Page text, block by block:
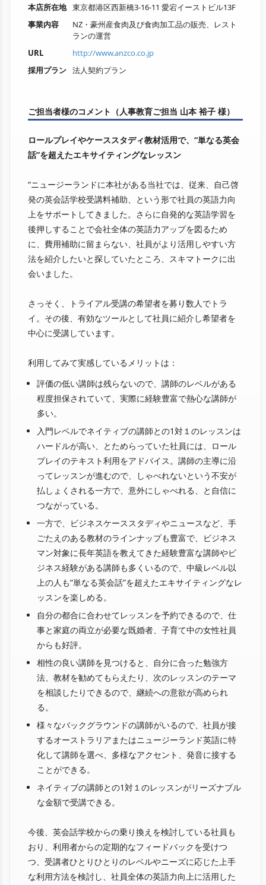
本店所在地 東京都港区西新橋3-16-11 愛宕イーストビル13F
事業内容
NZ・豪州産食肉及び食肉加工品の販売、レスト
ランの運営
URL
http://www.anzco.co.jp
採用プラン 法人契約プラン
ご担当者様のコメント（人事教育ご担当 山本 裕子 様）
ロールプレイやケーススタディ教材活用で、“単なる英会
話”を超えたエキサイティングなレッスン
“ニュージーランドに本社がある当社では、従来、自己啓
発の英会話学校受講料補助、という形で社員の英語力向
上をサポートしてきました。さらに自発的な英語学習を
後押しすることで会社全体の英語力アップを図るため
に、費用補助に留まらない、社員がより活用しやすい方
法を紹介したいと探していたところ、スキマトークに出
会いました。
さっそく、トライアル受講の希望者を募り数人でトラ
イ。その後、有効なツールとして社員に紹介し希望者を
中心に受講しています。
利用してみて実感しているメリットは：
評価の低い講師は残らないので、講師のレベルがある
程度担保されていて、実際に経験豊富で熱心な講師が
多い。
入門レベルでネイティブの講師との1対１のレッスンは
ハードルが高い、とためらっていた社員には、ロール
プレイのテキスト利用をアドバイス。講師の主導に沿
ってレッスンが進むので、しゃべれないという不安が
払しょくされる一方で、意外にしゃべれる、と自信に
つながっている。
一方で、ビジネスケーススタディやニュースなど、手
ごたえのある教材のラインナップも豊富で、ビジネス
マン対象に長年英語を教えてきた経験豊富な講師やビ
ジネス経験がある講師も多くいるので、中級レベル以
上の人も“単なる英会話”を超えたエキサイティングなレ
ッスンを楽しめる。
自分の都合に合わせてレッスンを予約できるので、仕
事と家庭の両立が必要な既婚者、子育て中の女性社員
からも好評。
相性の良い講師を見つけると、自分に合った勉強方
法、教材を勧めてもらえたり、次のレッスンのテーマ
を相談したりできるので、継続への意欲が高められ
る。
様々なバックグラウンドの講師がいるので、社員が接
するオーストラリアまたはニュージーランド英語に特
化して講師を選べ、多様なアクセント、発音に接する
ことができる。
ネイティブの講師との1対１のレッスンがリーズナブル
な金額で受講できる。
今後、英会話学校からの乗り換えを検討している社員も
おり、利用者からの定期的なフィードバックを受けつ
つ、受講者ひとりひとりのレベルやニーズに応じた上手
な利用方法を検討し、社員全体の英語力向上に活用した